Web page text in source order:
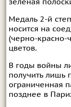
зеленая
Медаль 2-й
носится на
(черно-красно-
цветов.
В годы войны
получить лишь
ограниченная
позднее в